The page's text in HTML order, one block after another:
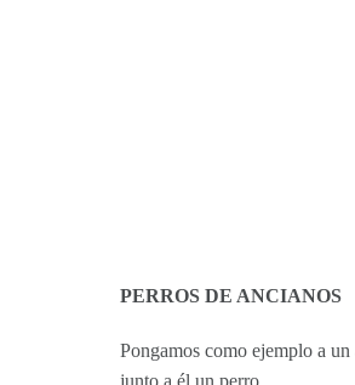
PERROS DE ANCIANOS
Pongamos como ejemplo a
junto a él un perro.